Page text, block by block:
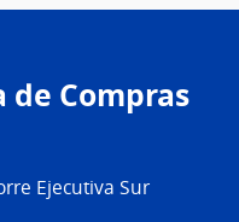
de Compras
Ejecutiva Sur